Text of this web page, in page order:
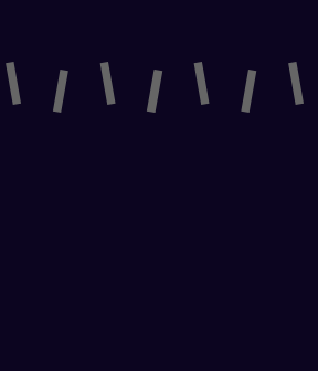
LE BALADIN